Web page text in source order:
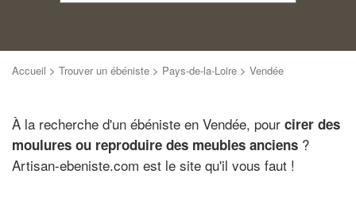
Accueil > Trouver un ébéniste > Pays-de-la-Loire > Vendée
À la recherche d'un ébéniste en Vendée, pour cirer des
moulures ou reproduire des meubles anciens ?
Artisan-ebeniste.com est le site qu'il vous faut !